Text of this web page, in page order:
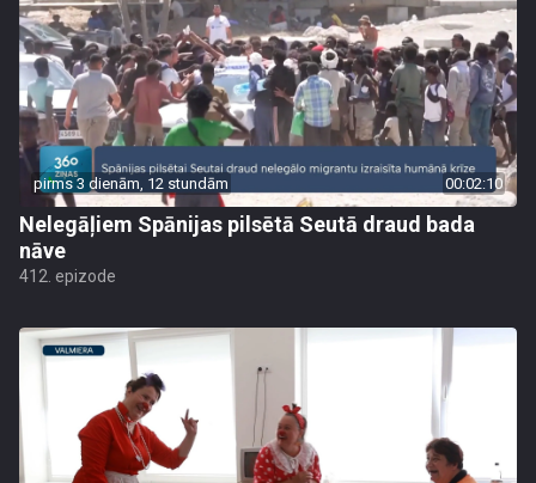
pirms 3 dienām, 12 stundām 00:02:10
Nelegāļiem Spānijas pilsētā Seutā draud bada
nāve
412. epizode